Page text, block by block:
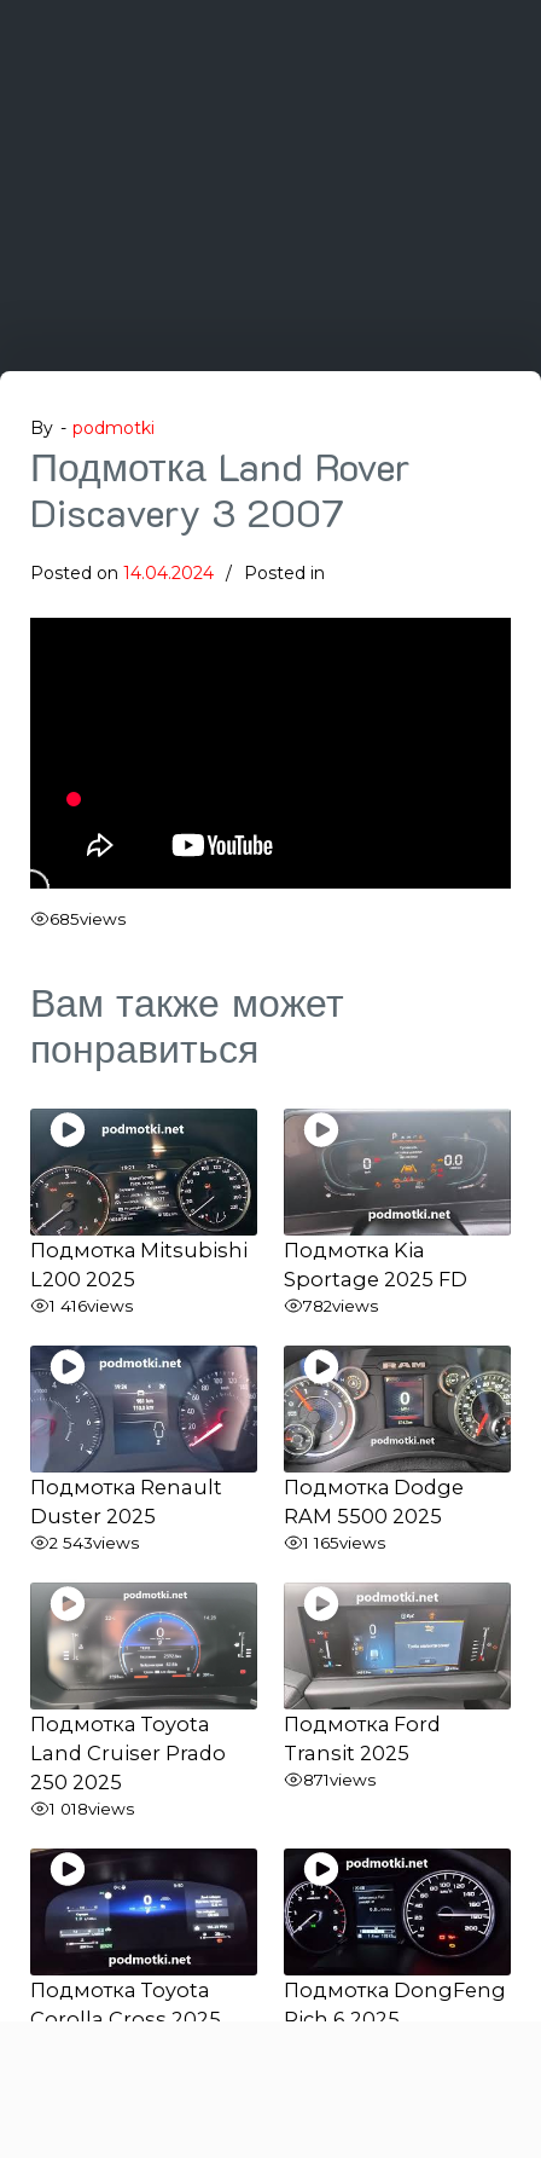
By - podmotki
Подмотка Land Rover
Discavery 3 2007
Posted on 14.04.2024 Posted in
685views
Вам также может
понравиться
Подмотка Mitsubishi
L200 2025
1 416views
Подмотка Kia
Sportage 2025 FD
782views
Подмотка Renault
Duster 2025
2 543views
Подмотка Dodge
RAM 5500 2025
1 165views
Подмотка Toyota
Land Cruiser Prado
250 2025
1 018views
Подмотка Ford
Transit 2025
871views
Подмотка Toyota
Corolla Cross 2025
Подмотка DongFeng
Rich 6 2025